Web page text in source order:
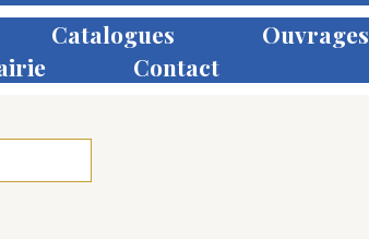
Catalogues
Ouvrages
Contact